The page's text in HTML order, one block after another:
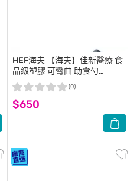
HEF海夫 【海夫】佳新醫療 食
品級塑膠 可彎曲 助食勺
(JXAP-001)
$650
(0)